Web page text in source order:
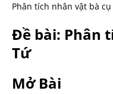
Phân tích nhân vật bà cụ
Đề bài: Phân
Tứ
Mở Bài